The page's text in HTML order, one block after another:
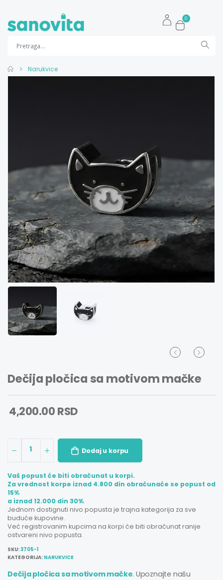
0
Narukvice
Dečija pločica sa motivom mačke
4,200.00 RSD
1 Dodaj u korpu
Vaš popust će biti obračunat u korpi.
Za vrednost korpe iznad 4.800 din obraćunaće se popust od
15%
a iznad 12.000 din 30%.
Jednom dostignuti nivo popusta je trajna kategorija za sve
buduće kupovine.
Već registrovanim kupcima na korpi će biti obračunat ranije
ostvareni nivo popusta.
SKU:3705-1
KATEGORIJA: NARUKVICE
Dečija pločica sa motivom mačke. Upoznajte našu